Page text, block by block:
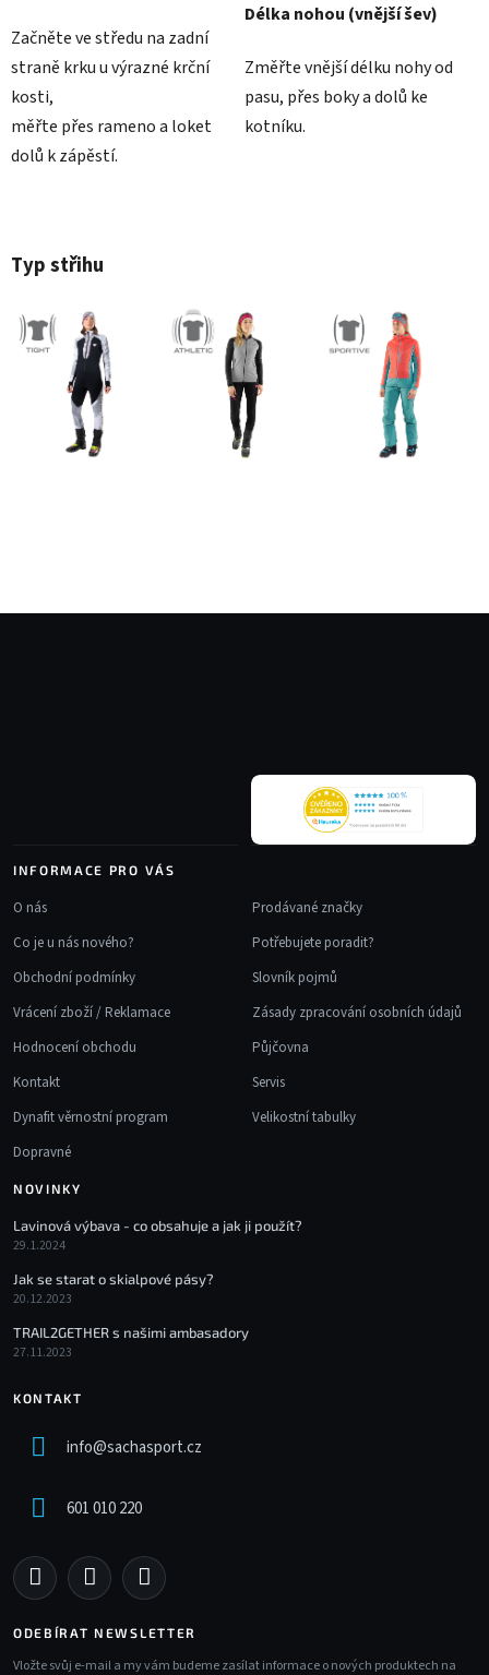
Začněte ve středu na zadní
straně krku u výrazné krční
kosti,
měřte přes rameno a loket
dolů k zápěstí.
Délka nohou (vnější šev)
Změřte vnější délku nohy od
pasu, přes boky a dolů ke
kotníku.
Typ střihu
INFORMACE PRO VÁS
O nás
Co je u nás nového?
Obchodní podmínky
Vrácení zboží / Reklamace
Hodnocení obchodu
Kontakt
Dynafit věrnostní program
Dopravné
Prodávané značky
Potřebujete poradit?
Slovník pojmů
Zásady zpracování osobních údajů
Půjčovna
Servis
Velikostní tabulky
NOVINKY
Lavinová výbava - co obsahuje a jak ji použít?
29.1.2024
Jak se starat o skialpové pásy?
20.12.2023
TRAIL2GETHER s našimi ambasadory
27.11.2023
KONTAKT
info@sachasport.cz
601 010 220
ODEBÍRAT NEWSLETTER
Vložte svůj e-mail a my vám budeme zasílat informace o nových produktech na